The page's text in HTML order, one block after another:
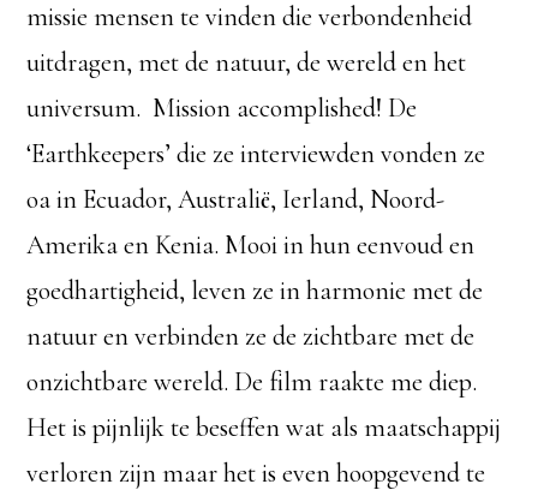
missie mensen te vinden die verbondenheid
uitdragen, met de natuur, de wereld en het
universum. Mission accomplished! De
‘Earthkeepers’ die ze interviewden vonden ze
oa in Ecuador, Australië, Ierland, Noord-
Amerika en Kenia. Mooi in hun eenvoud en
goedhartigheid, leven ze in harmonie met de
natuur en verbinden ze de zichtbare met de
onzichtbare wereld. De film raakte me diep.
Het is pijnlijk te beseffen wat als maatschappij
verloren zijn maar het is even hoopgevend te